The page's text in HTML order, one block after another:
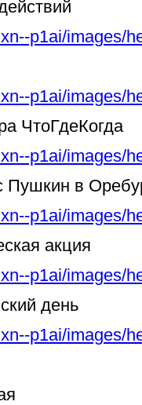
p1ai/images/
p1ai/images/
ЧтоГдеКогда
p1ai/images/
Пушкин в
p1ai/images/
акция
p1ai/images/
день
p1ai/images/